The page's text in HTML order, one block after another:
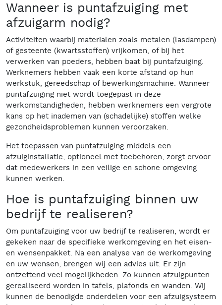
Wanneer is puntafzuiging met
afzuigarm nodig?
Activiteiten waarbij materialen zoals metalen (lasdampen)
of gesteente (kwartsstoffen) vrijkomen, of bij het
verwerken van poeders, hebben baat bij puntafzuiging.
Werknemers hebben vaak een korte afstand op hun
werkstuk, gereedschap of bewerkingsmachine. Wanneer
puntafzuiging niet wordt toegepast in deze
werkomstandigheden, hebben werknemers een vergrote
kans op het inademen van (schadelijke) stoffen welke
gezondheidsproblemen kunnen veroorzaken.
Het toepassen van puntafzuiging middels een
afzuiginstallatie, optioneel met toebehoren, zorgt ervoor
dat medewerkers in een veilige en schone omgeving
kunnen werken.
Hoe is puntafzuiging binnen uw
bedrijf te realiseren?
Om puntafzuiging voor uw bedrijf te realiseren, wordt er
gekeken naar de specifieke werkomgeving en het eisen-
en wensenpakket. Na een analyse van de werkomgeving
en uw wensen, brengen wij een advies uit. Er zijn
ontzettend veel mogelijkheden. Zo kunnen afzuigpunten
gerealiseerd worden in tafels, plafonds en wanden. Wij
kunnen de benodigde onderdelen voor een afzuigsysteem